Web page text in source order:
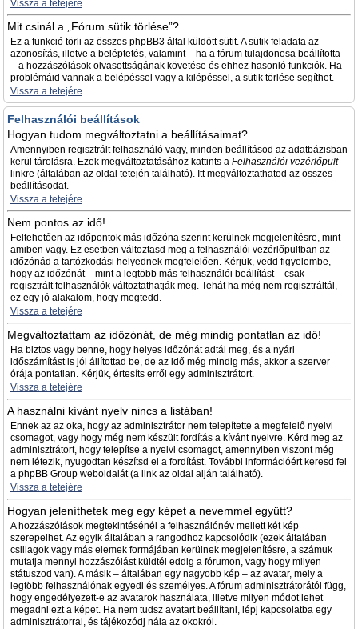
Vissza a tetejére
Mit csinál a „Fórum sütik törlése”?
Ez a funkció törli az összes phpBB3 által küldött sütit. A sütik feladata az
azonosítás, illetve a beléptetés, valamint – ha a fórum tulajdonosa beállította
– a hozzászólások olvasottságának követése és ehhez hasonló funkciók. Ha
problémáid vannak a belépéssel vagy a kilépéssel, a sütik törlése segíthet.
Vissza a tetejére
Felhasználói beállítások
Hogyan tudom megváltoztatni a beállításaimat?
Amennyiben regisztrált felhasználó vagy, minden beállításod az adatbázisban
kerül tárolásra. Ezek megváltoztatásához kattints a Felhasználói vezérlőpult
linkre (általában az oldal tetején található). Itt megváltoztathatod az összes
beállításodat.
Vissza a tetejére
Nem pontos az idő!
Feltehetően az időpontok más időzóna szerint kerülnek megjelenítésre, mint
amiben vagy. Ez esetben változtasd meg a felhasználói vezérlőpultban az
időzónád a tartózkodási helyednek megfelelően. Kérjük, vedd figyelembe,
hogy az időzónát – mint a legtöbb más felhasználói beállítást – csak
regisztrált felhasználók változtathatják meg. Tehát ha még nem regisztráltál,
ez egy jó alakalom, hogy megtedd.
Vissza a tetejére
Megváltoztattam az időzónát, de még mindig pontatlan az idő!
Ha biztos vagy benne, hogy helyes időzónát adtál meg, és a nyári
időszámítást is jól állítottad be, de az idő még mindig más, akkor a szerver
órája pontatlan. Kérjük, értesíts erről egy adminisztrátort.
Vissza a tetejére
A használni kívánt nyelv nincs a listában!
Ennek az az oka, hogy az adminisztrátor nem telepítette a megfelelő nyelvi
csomagot, vagy hogy még nem készült fordítás a kívánt nyelvre. Kérd meg az
adminisztrátort, hogy telepítse a nyelvi csomagot, amennyiben viszont még
nem létezik, nyugodtan készítsd el a fordítást. További információért keresd fel
a phpBB Group weboldalát (a link az oldal alján található).
Vissza a tetejére
Hogyan jeleníthetek meg egy képet a nevemmel együtt?
A hozzászólások megtekintésénél a felhasználónév mellett két kép
szerepelhet. Az egyik általában a rangodhoz kapcsolódik (ezek általában
csillagok vagy más elemek formájában kerülnek megjelenítésre, a számuk
mutatja mennyi hozzászólást küldtél eddig a fórumon, vagy hogy milyen
státuszod van). A másik – általában egy nagyobb kép – az avatar, mely a
legtöbb felhasználónak egyedi és személyes. A fórum adminisztrátorától függ,
hogy engedélyezett-e az avatarok használata, illetve milyen módot lehet
megadni ezt a képet. Ha nem tudsz avatart beállítani, lépj kapcsolatba egy
adminisztrátorral, és tájékozódj nála az okokról.